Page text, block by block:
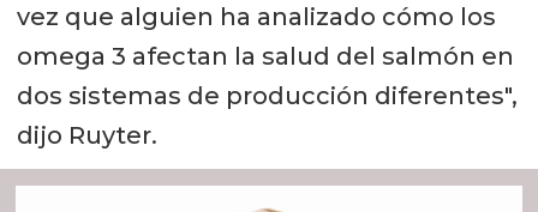
vez que alguien ha analizado cómo los
omega 3 afectan la salud del salmón en
dos sistemas de producción diferentes",
dijo Ruyter.